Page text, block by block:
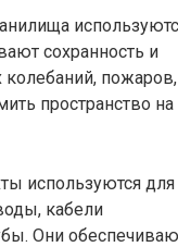
сохранность и
колебаний, пожаров,
пространство на
используются для
кабели
Они